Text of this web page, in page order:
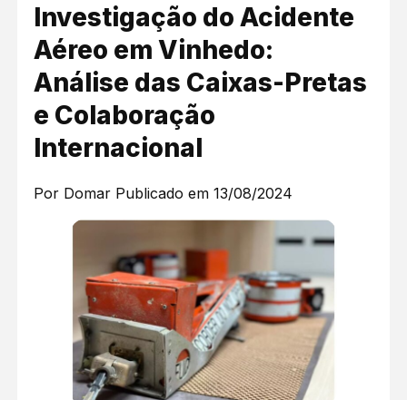
Investigação do Acidente
Aéreo em Vinhedo:
Análise das Caixas-Pretas
e Colaboração
Internacional
Por Domar Publicado em 13/08/2024